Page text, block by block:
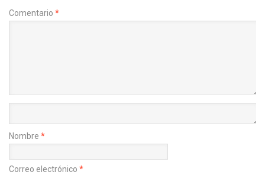
Comentario *
Nombre *
Correo electrónico *